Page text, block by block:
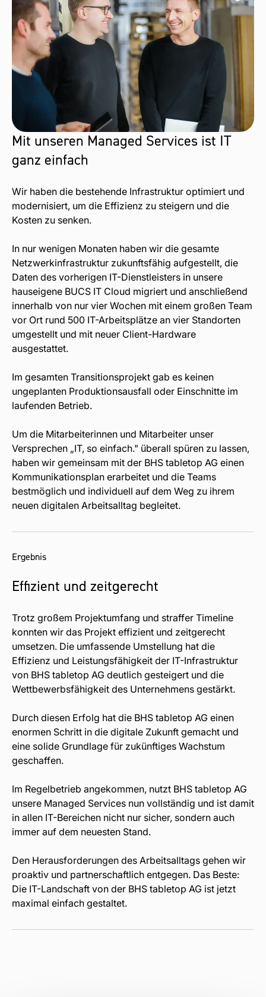
Mit unseren Managed Services ist IT
ganz einfach
Wir haben die bestehende Infrastruktur optimiert und
modernisiert, um die Effizienz zu steigern und die
Kosten zu senken.
In nur wenigen Monaten haben wir die gesamte
Netzwerkinfrastruktur zukunftsfähig aufgestellt, die
Daten des vorherigen IT-Dienstleisters in unsere
hauseigene BUCS IT Cloud migriert und anschließend
innerhalb von nur vier Wochen mit einem großen Team
vor Ort rund 500 IT-Arbeitsplätze an vier Standorten
umgestellt und mit neuer Client-Hardware
ausgestattet.
Im gesamten Transitionsprojekt gab es keinen
ungeplanten Produktionsausfall oder Einschnitte im
laufenden Betrieb.
Um die Mitarbeiterinnen und Mitarbeiter unser
Versprechen „IT, so einfach." überall spüren zu lassen,
haben wir gemeinsam mit der BHS tabletop AG einen
Kommunikationsplan erarbeitet und die Teams
bestmöglich und individuell auf dem Weg zu ihrem
neuen digitalen Arbeitsalltag begleitet.
Ergebnis
Effizient und zeitgerecht
Trotz großem Projektumfang und straffer Timeline
konnten wir das Projekt effizient und zeitgerecht
umsetzen. Die umfassende Umstellung hat die
Effizienz und Leistungsfähigkeit der IT-Infrastruktur
von BHS tabletop AG deutlich gesteigert und die
Wettbewerbsfähigkeit des Unternehmens gestärkt.
Durch diesen Erfolg hat die BHS tabletop AG einen
enormen Schritt in die digitale Zukunft gemacht und
eine solide Grundlage für zukünftiges Wachstum
geschaffen.
Im Regelbetrieb angekommen, nutzt BHS tabletop AG
unsere Managed Services nun vollständig und ist damit
in allen IT-Bereichen nicht nur sicher, sondern auch
immer auf dem neuesten Stand.
Den Herausforderungen des Arbeitsalltags gehen wir
proaktiv und partnerschaftlich entgegen. Das Beste:
Die IT-Landschaft von der BHS tabletop AG ist jetzt
maximal einfach gestaltet.